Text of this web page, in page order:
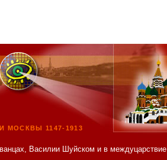
МОСКВЫ 1147-1913
Василии Шуйском и в междуцарствие